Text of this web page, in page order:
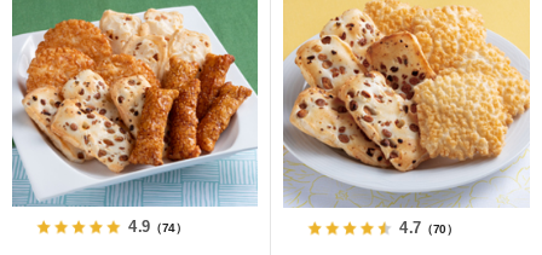
4.9（74） 4.7 （70）